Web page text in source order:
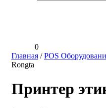
0
Главная /POS
Rongta
Принтер